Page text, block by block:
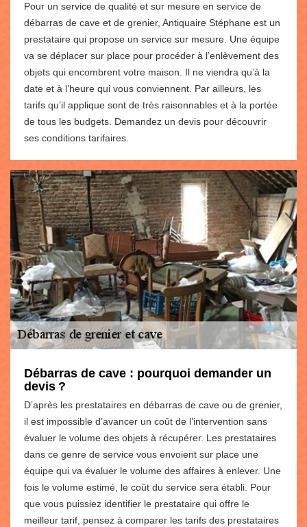
Pour un service de qualité et sur mesure en service de
débarras de cave et de grenier, Antiquaire Stéphane est un
prestataire qui propose un service sur mesure. Une équipe
va se déplacer sur place pour procéder à l’enlèvement des
objets qui encombrent votre maison. Il ne viendra qu’à la
date et à l’heure qui vous conviennent. Par ailleurs, les
tarifs qu’il applique sont de très raisonnables et à la portée
de tous les budgets. Demandez un devis pour découvrir
ses conditions tarifaires.
Débarras de cave : pourquoi demander un
devis ?
D’après les prestataires en débarras de cave ou de grenier,
il est impossible d’avancer un coût de l’intervention sans
évaluer le volume des objets à récupérer. Les prestataires
dans ce genre de service vous envoient sur place une
équipe qui va évaluer le volume des affaires à enlever. Une
fois le volume estimé, le coût du service sera établi. Pour
que vous puissiez identifier le prestataire qui offre le
meilleur tarif, pensez à comparer les tarifs des prestataires